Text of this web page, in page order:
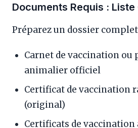
Documents Requis :
Préparez un dossier
Carnet de vaccination ou
animalier officiel
Certificat de vaccination
(original)
Certificats de vaccination